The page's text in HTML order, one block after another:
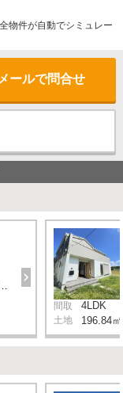
物件が自動でシミュレー
メールで問合せ
間取 4LDK
土地 196.84㎡